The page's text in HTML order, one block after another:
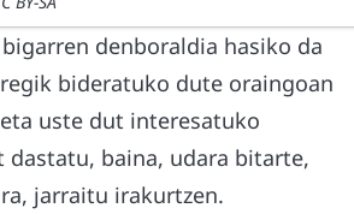
denboraldia hasiko da
bideratuko dute oraingoan
uste dut interesatuko
dastatu, baina, udara bitarte,
jarraitu irakurtzen.